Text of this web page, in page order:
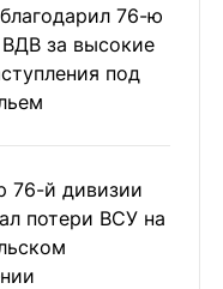
76-ю
за высокие
под
76-й дивизии
потери ВСУ на